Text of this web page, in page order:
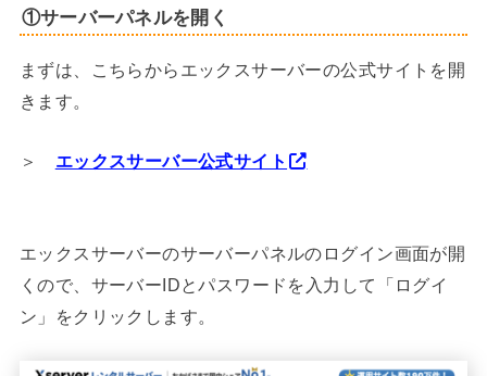
①サーバーパネルを開く
まずは、こちらからエックスサーバーの公式サイトを開
きます。
＞ エックスサーバー公式サイト
エックスサーバーのサーバーパネルのログイン画面が開
くので、サーバーIDとパスワードを入力して「ログイ
ン」をクリックします。